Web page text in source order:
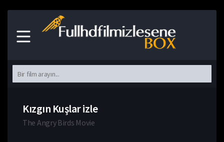
Kızgın Kuşlar izle
The Angry Birds Movie